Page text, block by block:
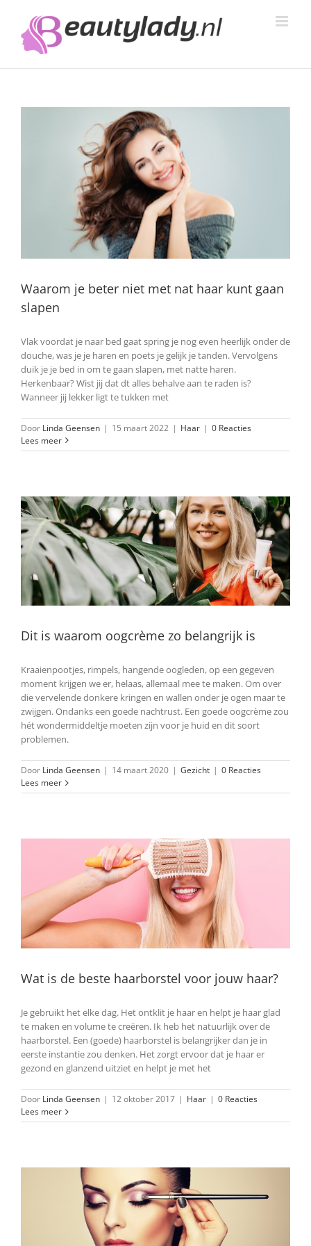
inhoud
Waarom je beter niet met nat haar kunt gaan
slapen
Vlak voordat je naar bed gaat spring je nog even heerlijk onder de
douche, was je je haren en poets je gelijk je tanden. Vervolgens
duik je je bed in om te gaan slapen, met natte haren.
Herkenbaar? Wist jij dat dt alles behalve aan te raden is?
Wanneer jij lekker ligt te tukken met
Door Linda Geensen | 15 maart 2022 | Haar | 0 Reacties
Lees meer
Dit is waarom oogcrème zo belangrijk is
Kraaienpootjes, rimpels, hangende oogleden, op een gegeven
moment krijgen we er, helaas, allemaal mee te maken. Om over
die vervelende donkere kringen en wallen onder je ogen maar te
zwijgen. Ondanks een goede nachtrust. Een goede oogcrème zou
hét wondermiddeltje moeten zijn voor je huid en dit soort
problemen.
Door Linda Geensen | 14 maart 2020 | Gezicht | 0 Reacties
Lees meer
Wat is de beste haarborstel voor jouw haar?
Je gebruikt het elke dag. Het ontklit je haar en helpt je haar glad
te maken en volume te creëren. Ik heb het natuurlijk over de
haarborstel. Een (goede) haarborstel is belangrijker dan je in
eerste instantie zou denken. Het zorgt ervoor dat je haar er
gezond en glanzend uitziet en helpt je met het
Door Linda Geensen | 12 oktober 2017 | Haar | 0 Reacties
Lees meer